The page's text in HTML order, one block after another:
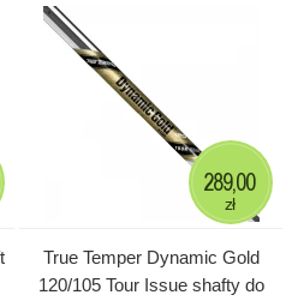
True Temper Dynamic Gold
120/105 Tour Issue shafty do
289,00
zł